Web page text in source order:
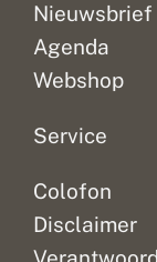
Nieuwsbrief
Agenda
Webshop
Service
Colofon
Disclaimer